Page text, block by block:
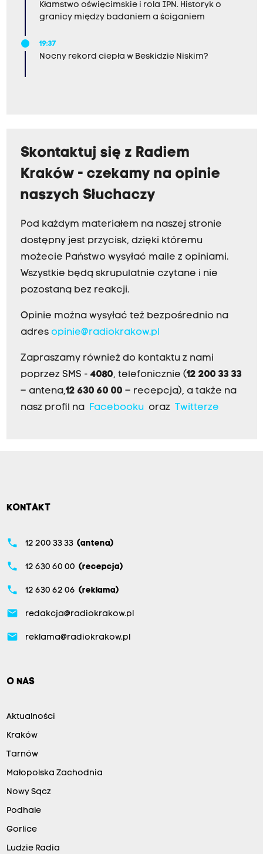
Kłamstwo oświęcimskie i rola IPN. Historyk o
granicy między badaniem a ściganiem
19:37
Nocny rekord ciepła w Beskidzie Niskim?
Skontaktuj się z Radiem
Kraków - czekamy na opinie
naszych Słuchaczy
Pod każdym materiałem na naszej stronie
dostępny jest przycisk, dzięki któremu
możecie Państwo wysyłać maile z opiniami.
Wszystkie będą skrupulatnie czytane i nie
pozostaną bez reakcji.
Opinie można wysyłać też bezpośrednio na
adres opinie@radiokrakow.pl
Zapraszamy również do kontaktu z nami
poprzez SMS - 4080, telefonicznie (12 200 33 33
– antena,12 630 60 00 – recepcja), a także na
nasz profil na
Facebookuoraz Twitterze
KONTAKT
phone 12 200 33 33 (antena)
phone 12 630 60 00 (recepcja)
phone 12 630 62 06 (reklama)
email redakcja@radiokrakow.pl
email reklama@radiokrakow.pl
O NAS
Aktualności
Kraków
Tarnów
Małopolska Zachodnia
Nowy Sącz
Podhale
Gorlice
Ludzie Radia